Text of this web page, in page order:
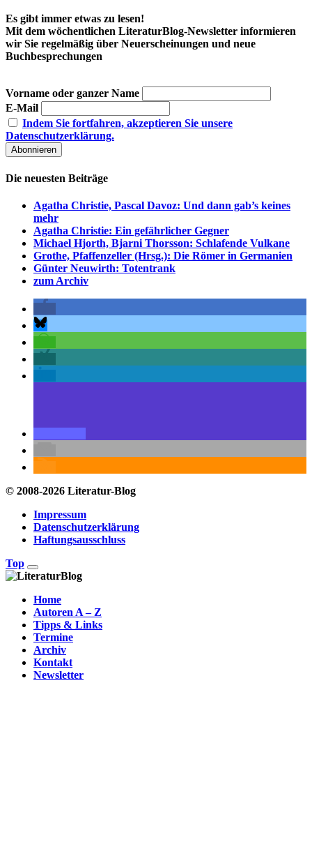
Es gibt immer etwas zu lesen!
Mit dem wöchentlichen LiteraturBlog-Newsletter informieren
wir Sie regelmäßig über Neuerscheinungen und neue
Buchbesprechungen
Vorname oder ganzer Name
E-Mail
Indem Sie fortfahren, akzeptieren Sie unsere
Datenschutzerklärung.
Die neuesten Beiträge
Agatha Christie, Pascal Davoz: Und dann gab’s keines
mehr
Agatha Christie: Ein gefährlicher Gegner
Michael Hjorth, Bjarni Thorsson: Schlafende Vulkane
Grothe, Pfaffenzeller (Hrsg.): Die Römer in Germanien
Günter Neuwirth: Totentrank
zum Archiv
© 2008-2026 Literatur-Blog
Impressum
Datenschutzerklärung
Haftungsausschluss
Top
Home
Autoren A – Z
Tipps & Links
Termine
Archiv
Kontakt
Newsletter